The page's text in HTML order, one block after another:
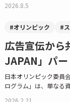
2026.8.5
#オリンピック #
広告宣伝か
JAPAN」パ
日本オリンピック委員
ログラム」は、単なる
2026.2.21